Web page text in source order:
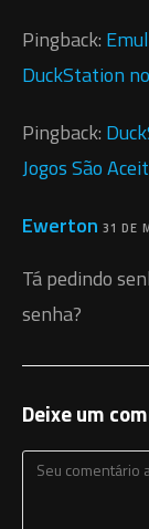
Pingback:
DuckStation
Pingback:
Jogos São
Ewerton 31 DE
Tá pedindo
senha?
Deixe um
Comentário